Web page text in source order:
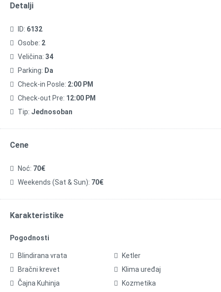
Detalji
ID: 6132
Osobe: 2
Veličina: 34
Parking: Da
Check-in Posle: 2:00 PM
Check-out Pre: 12:00 PM
Tip: Jednosoban
Cene
Noć: 70€
Weekends (Sat & Sun): 70€
Karakteristike
Pogodnosti
Blindirana vrata
Bračni krevet
Čajna Kuhinja
Ketler
Klima uređaj
Kozmetika